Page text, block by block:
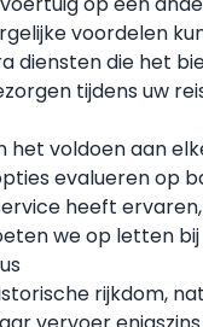
voordelen
diensten die het
tijdens uw
het voldoen aan
evalueren op
heeft
we op letten
rijkdom,